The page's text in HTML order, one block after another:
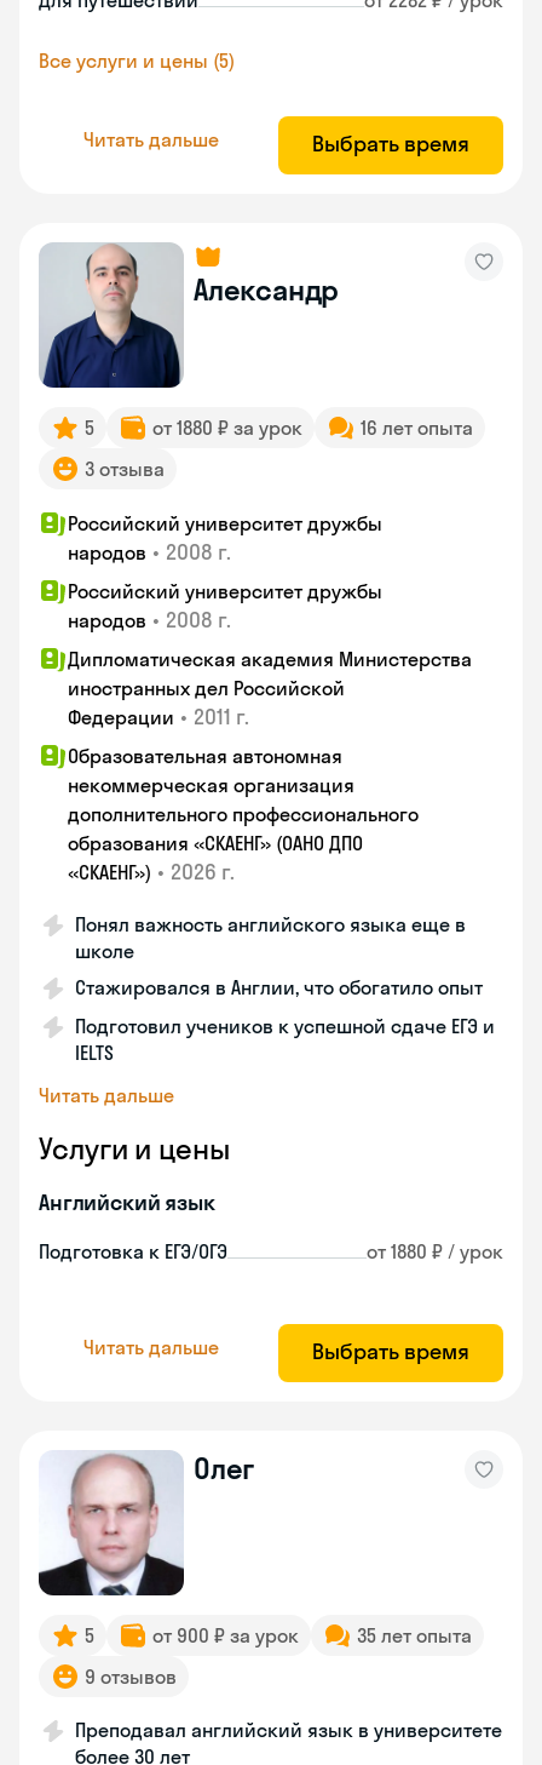
Все услуги и цены (5)
Читать дальше Выбрать время
Александр
5 от 1880 ₽ за урок
16 лет опыта
3 отзыва
Российский университет дружбы
народов • 2008 г.
Российский университет дружбы
народов • 2008 г.
Дипломатическая академия Министерства
иностранных дел Российской
Федерации • 2011 г.
Образовательная автономная
некоммерческая организация
дополнительного профессионального
образования «СКАЕНГ» (ОАНО ДПО
«СКАЕНГ») • 2026 г.
Понял важность английского языка еще в
школе
Стажировался в Англии, что обогатило опыт
Подготовил учеников к успешной сдаче ЕГЭ и
IELTS
Читать дальше
Услуги и цены
Английский язык
Подготовка к ЕГЭ/ОГЭ от 1880 ₽ / урок
Читать дальше Выбрать время
Олег
5 от 900 ₽ за урок
35 лет опыта
9 отзывов
Преподавал английский язык в университете
более 30 лет